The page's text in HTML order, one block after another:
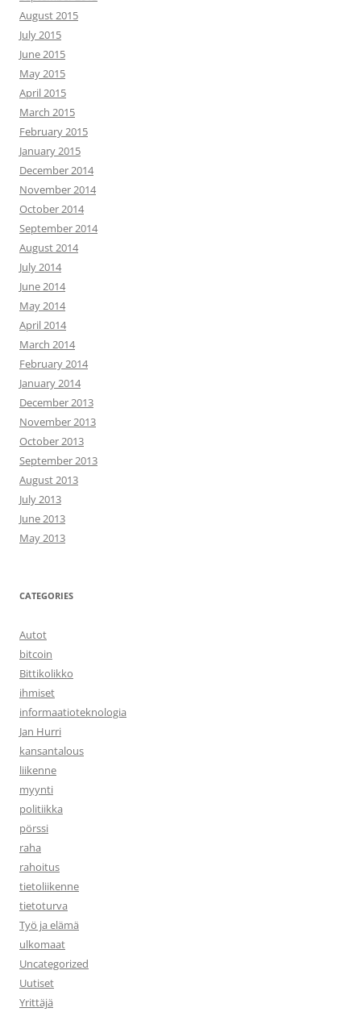
August 2015
July 2015
June 2015
May 2015
April 2015
March 2015
February 2015
January 2015
December 2014
November 2014
October 2014
September 2014
August 2014
July 2014
June 2014
May 2014
April 2014
March 2014
February 2014
January 2014
December 2013
November 2013
October 2013
September 2013
August 2013
July 2013
June 2013
May 2013
CATEGORIES
Autot
bitcoin
Bittikolikko
ihmiset
informaatioteknologia
Jan Hurri
kansantalous
liikenne
myynti
politiikka
pörssi
raha
rahoitus
tietoliikenne
tietoturva
Työ ja elämä
ulkomaat
Uncategorized
Uutiset
Yrittäjä